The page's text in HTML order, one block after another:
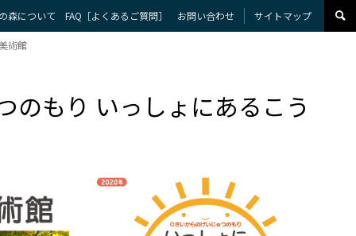
森について FAQ［よくあるご質問］ お問い合わせ サイトマップ
術館
のもり いっしょにあるこう